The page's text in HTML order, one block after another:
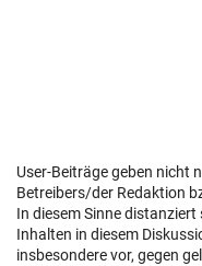
User-Beiträge geben nicht
Betreibers/der Redaktion
In diesem Sinne
Inhalten in diesem
insbesondere vor, gegen